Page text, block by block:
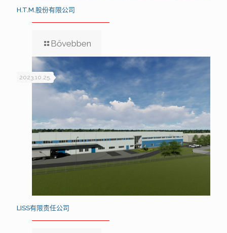
H.T.M.股份有限公司
Bővebben
2023.10.25.
LISS有限责任公司